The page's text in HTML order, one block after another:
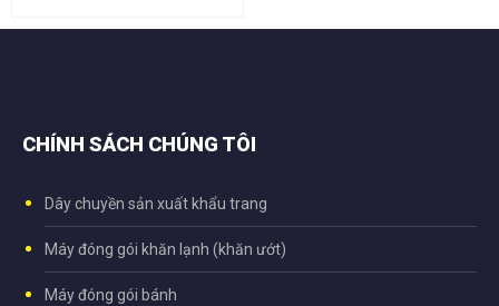
CHÍNH SÁCH CHÚNG TÔI
Dây chuyền sản xuất khẩu trang
Máy đóng gói khăn lạnh (khăn ướt)
Máy đóng gói bánh